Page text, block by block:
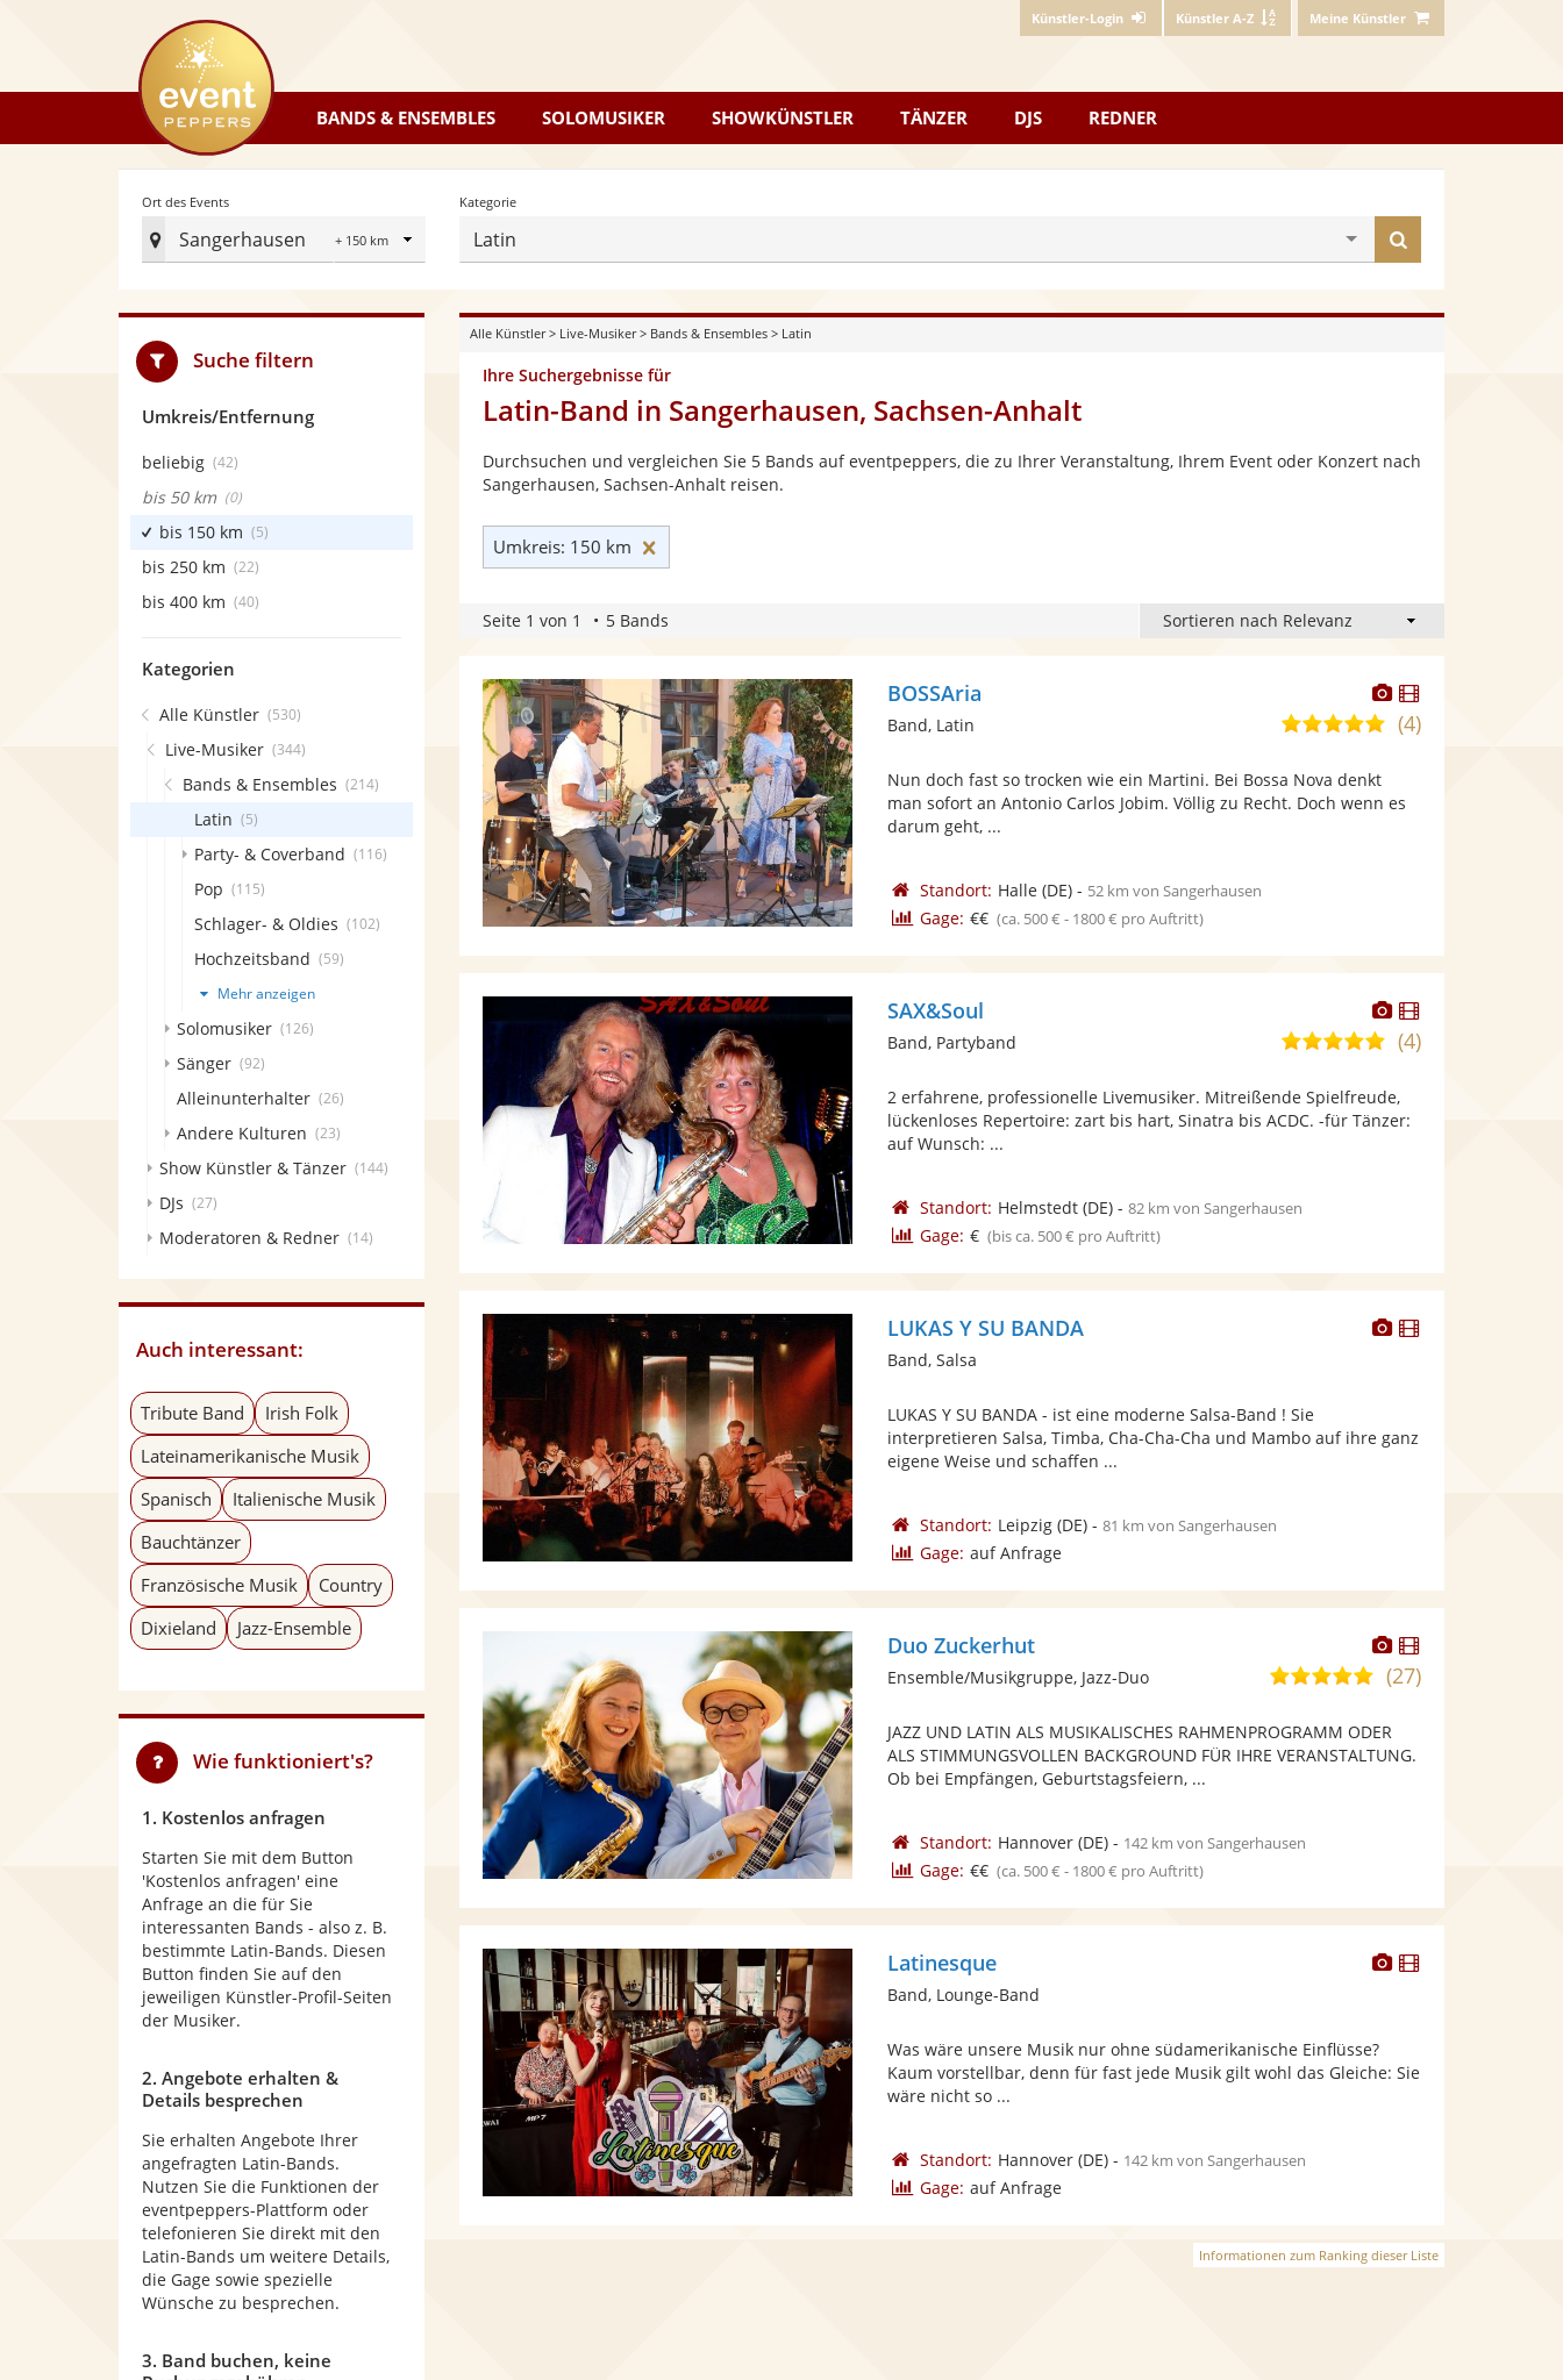
Künstler-Login Künstler A-Z Meine Künstler
eventpeppers
BANDS & ENSEMBLES SOLOMUSIKER SHOWKÜNSTLER TÄNZER DJS REDNER
Ort des Events
Sangerhausen
Radius
Ort
Events
festlegen
Kategorie
Latin
finden
Alle Künstler> Live-Musiker> Bands & Ensembles> Latin
Ihre Suchergebnisse für
Latin-Band in Sangerhausen, Sachsen-Anhalt
Durchsuchen und vergleichen Sie 5 Bands auf eventpeppers, die zu Ihrer Veranstaltung, Ihrem Event oder Konzert nach
Sangerhausen, Sachsen-Anhalt reisen.
Umkreis: 150 km
Seite 1 von 1 5 Bands
Dieser
Künstler
stellt
Dieser
Künstler
BOSSAria
4,9
Sternen
(4)
Band, Latin
Nun doch fast so trocken wie ein Martini. Bei Bossa Nova denkt
man sofort an Antonio Carlos Jobim. Völlig zu Recht. Doch wenn es
darum geht, ...
Standort: Halle(DE)- 52 km von Sangerhausen
Gage: €€ (ca. 500 € - 1800 € pro Auftritt)
Dieser
Künstler
stellt
bereit.
Dieser
Künstler
SAX&Soul
4,9
5
Sternen
(4)
Band, Partyband
2 erfahrene, professionelle Livemusiker. Mitreißende Spielfreude,
lückenloses Repertoire: zart bis hart, Sinatra bis ACDC. -für Tänzer:
auf Wunsch: ...
Standort: Helmstedt(DE)- 82 km von Sangerhausen
Gage: € (bis ca. 500 € pro Auftritt)
DieserDieser
LUKAS Y SU BANDA
Band, Salsa
LUKAS Y SU BANDA - ist eine moderne Salsa-Band ! Sie
interpretieren Salsa, Timba, Cha-Cha-Cha und Mambo auf ihre ganz
eigene Weise und schaffen ...
Standort: Leipzig(DE)- 81 km von Sangerhausen
Gage: auf Anfrage
Dieser
Künstler
stellt
bereit.
Dieser
Künstler
Duo Zuckerhut
5,0
5
Sternen
(27)
Ensemble/Musikgruppe, Jazz-Duo
JAZZ UND LATIN ALS MUSIKALISCHES RAHMENPROGRAMM ODER
ALS STIMMUNGSVOLLEN BACKGROUND FÜR IHRE VERANSTALTUNG.
Ob bei Empfängen, Geburtstagsfeiern, ...
Standort: Hannover(DE)- 142 km von Sangerhausen
Gage: €€ (ca. 500 € - 1800 € pro Auftritt)
Dieser
bereit.
Dieser
Latinesque
Band, Lounge-Band
Was wäre unsere Musik nur ohne südamerikanische Einflüsse?
Kaum vorstellbar, denn für fast jede Musik gilt wohl das Gleiche: Sie
wäre nicht so ...
Standort: Hannover(DE)- 142 km von Sangerhausen
Gage: auf Anfrage
Informationen zum Ranking dieser Liste
Suche filtern
Umkreis/Entfernung
beliebig (42)
bis 50 km (0)
bis 150 km (5)
bis 250 km (22)
bis 400 km (40)
Kategorien
Alle Künstler (530)
Live-Musiker (344)
Bands & Ensembles (214)
Latin (5)
Party- & Coverband (116)
Pop (115)
Schlager- & Oldies (102)
Hochzeitsband (59)
Mehr anzeigen
Solomusiker (126)
Sänger (92)
Alleinunterhalter (26)
Andere Kulturen (23)
Show Künstler & Tänzer (144)
DJs (27)
Moderatoren & Redner (14)
Auch interessant:
Tribute Band
Irish Folk
Lateinamerikanische Musik
Spanisch
Italienische Musik
Bauchtänzer
Französische Musik
Country
Dixieland
Jazz-Ensemble
Wie funktioniert's?
1. Kostenlos anfragen
Starten Sie mit dem Button
'Kostenlos anfragen' eine
Anfrage an die für Sie
interessanten Bands - also z. B.
bestimmte Latin-Bands. Diesen
Button finden Sie auf den
jeweiligen Künstler-Profil-Seiten
der Musiker.
2. Angebote erhalten &
Details besprechen
Sie erhalten Angebote Ihrer
angefragten Latin-Bands.
Nutzen Sie die Funktionen der
eventpeppers-Plattform oder
telefonieren Sie direkt mit den
Latin-Bands um weitere Details,
die Gage sowie spezielle
Wünsche zu besprechen.
3. Band buchen, keine